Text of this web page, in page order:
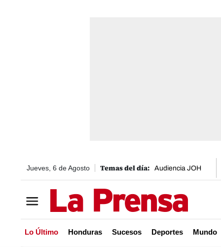
Jueves, 6 de Agosto Audiencia JOH
Lo Último Honduras Sucesos Deportes Mundo